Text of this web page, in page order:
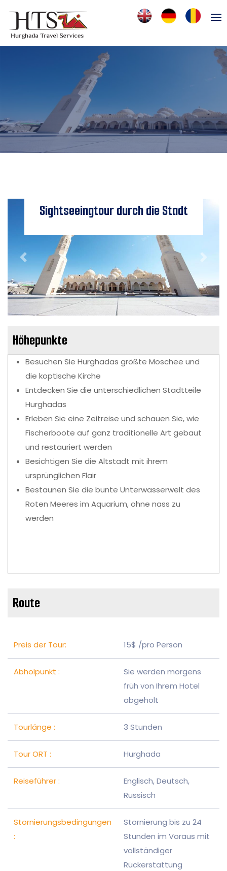
Sightseeingtour durch die Stadt
Vorherige
Höhepunkte
Besuchen Sie Hurghadas größte Moschee und
die koptische Kirche
Entdecken Sie die unterschiedlichen Stadtteile
Hurghadas
Erleben Sie eine Zeitreise und schauen Sie, wie
Fischerboote auf ganz traditionelle Art gebaut
und restauriert werden
Besichtigen Sie die Altstadt mit ihrem
ursprünglichen Flair
Bestaunen Sie die bunte Unterwasserwelt des
Roten Meeres im Aquarium, ohne nass zu
werden
Route
Preis der Tour: 15$ /pro Person
Abholpunkt :
Sie werden morgens
früh von Ihrem Hotel
abgeholt
Tourlänge : 3 Stunden
Tour ORT : Hurghada
Reiseführer :
Englisch, Deutsch,
Russisch
Stornierungsbedingungen
:
Stornierung bis zu 24
Stunden im Voraus mit
vollständiger
Rückerstattung